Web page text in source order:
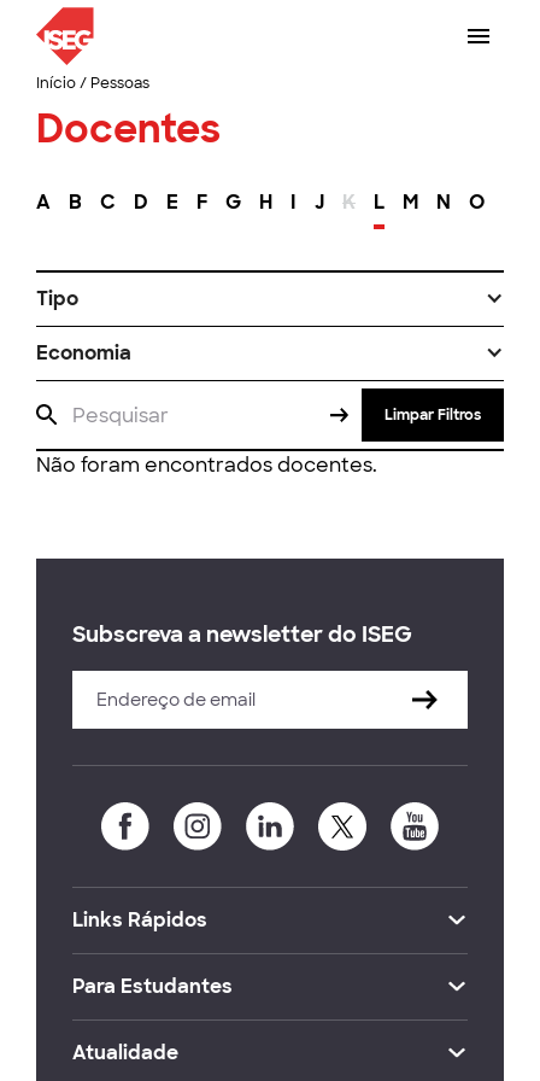
Início/ Pessoas
Docentes
A B C D E F G H I J K L M N O
Tipo
Economia
Limpar Filtros
Não foram encontrados docentes.
Subscreva a newsletter do ISEG
Links Rápidos
Para Estudantes
Atualidade